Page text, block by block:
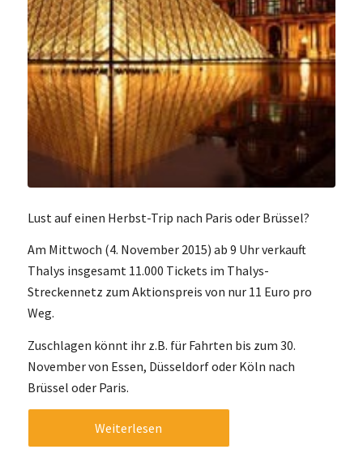
Lust auf einen Herbst-Trip nach Paris oder Brüssel?
Am Mittwoch (4. November 2015) ab 9 Uhr verkauft
Thalys insgesamt 11.000 Tickets im Thalys-
Streckennetz zum Aktionspreis von nur 11 Euro pro
Weg.
Zuschlagen könnt ihr z.B. für Fahrten bis zum 30.
November von Essen, Düsseldorf oder Köln nach
Brüssel oder Paris.
Weiterlesen